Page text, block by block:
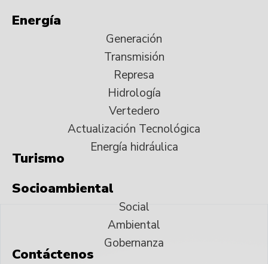
Energía
Generación
Transmisión
Represa
Hidrología
Vertedero
Actualización Tecnológica
Energía hidráulica
Turismo
Socioambiental
Social
Ambiental
Gobernanza
Contáctenos